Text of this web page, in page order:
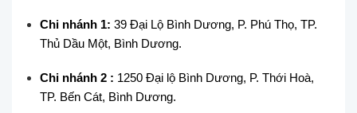
Chi nhánh 1: 39 Đại Lộ Bình Dương, P. Phú Thọ, TP.
Thủ Dầu Một, Bình Dương.
Chi nhánh 2 : 1250 Đại lộ Bình Dương, P. Thới Hoà,
TP. Bến Cát, Bình Dương.